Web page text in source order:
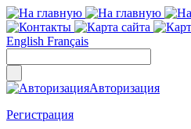
English Français
Авторизация
Регистрация